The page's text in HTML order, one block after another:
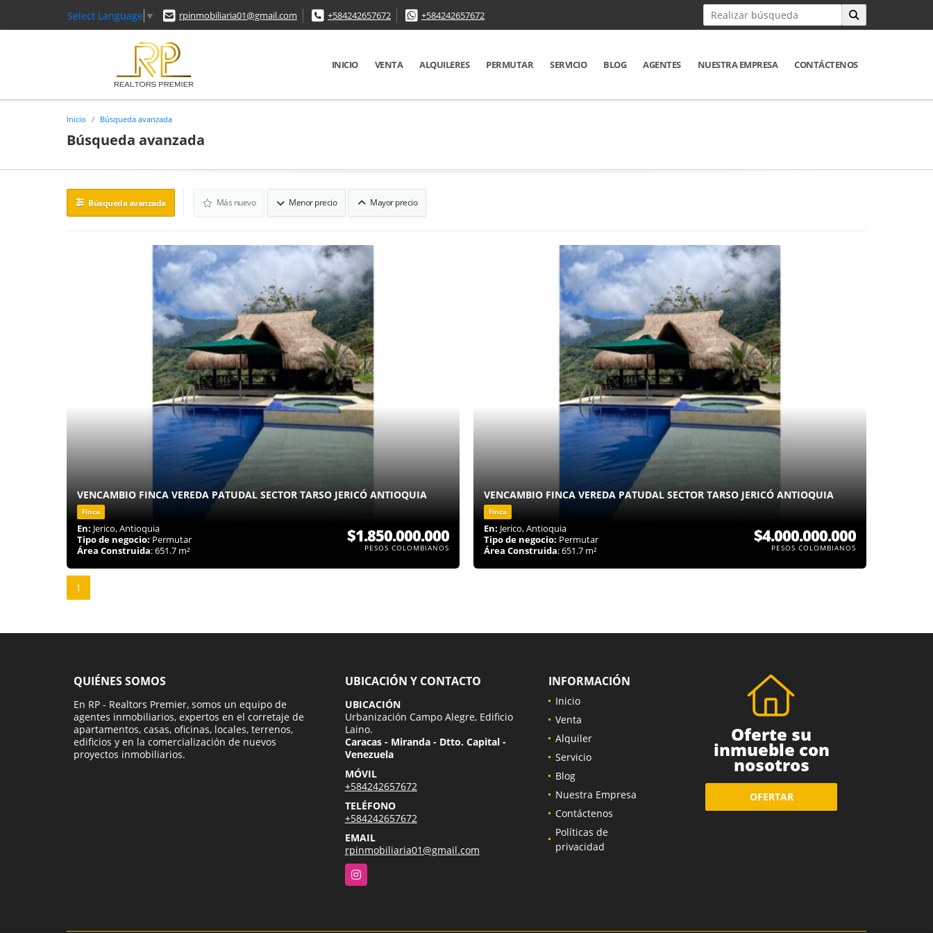
Select Language ▼ rpinmobiliaria01@gmail.com +584242657672 +584242657672
INICIO VENTA ALQUILERES PERMUTAR SERVICIO BLOG AGENTES NUESTRA EMPRESA CONTÁCTENOS
Inicio Búsqueda avanzada
Búsqueda avanzada
Búsqueda avanzada Más nuevo Menor precio Mayor precio
VENCAMBIO FINCA VEREDA PATUDAL SECTOR TARSO JERICÓ ANTIOQUIA
Finca
En: Jerico, Antioquia
Tipo de negocio: Permutar
Área Construida: 651.7 m²
$1.850.000.000
PESOS COLOMBIANOS
VENCAMBIO FINCA VEREDA PATUDAL SECTOR TARSO JERICÓ ANTIOQUIA
Finca
En: Jerico, Antioquia
Tipo de negocio: Permutar
Área Construida: 651.7 m²
$4.000.000.000
PESOS COLOMBIANOS
1
QUIÉNES SOMOS
En RP - Realtors Premier, somos un equipo de
agentes inmobiliarios, expertos en el corretaje de
apartamentos, casas, oficinas, locales, terrenos,
edificios y en la comercialización de nuevos
proyectos inmobiliarios.
UBICACIÓN Y CONTACTO
UBICACIÓN
Urbanización Campo Alegre, Edificio
Laino.
Caracas - Miranda - Dtto. Capital -
Venezuela
MÓVIL
+584242657672
TELÉFONO
+584242657672
EMAIL
rpinmobiliaria01@gmail.com
Instagram
INFORMACIÓN
Inicio
Venta
Alquiler
Servicio
Blog
Nuestra Empresa
Contáctenos
Políticas de
privacidad
Oferte su
inmueble con
nosotros
OFERTAR